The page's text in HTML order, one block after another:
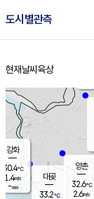
도시별관측
홈
현재날씨 육상
대곶
33.2℃
양촌
32.6℃
2.6m/s
강화
30.4℃
1.4m/s
-mm